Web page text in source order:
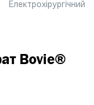
Електрохірургічний
Bovie®